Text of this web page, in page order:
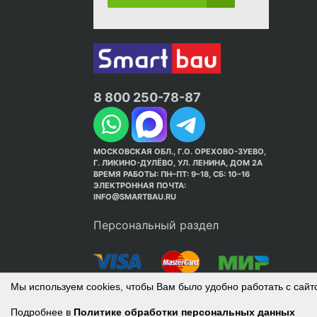
8 800 250-78-87
МОСКОВСКАЯ ОБЛ., Г.О. ОРЕХОВО-ЗУЕВО,
Г. ЛИКИНО-ДУЛЁВО, УЛ. ЛЕНИНА, ДОМ 2А
ВРЕМЯ РАБОТЫ: ПН–ПТ: 9–18, СБ: 10–16
ЭЛЕКТРОННАЯ ПОЧТА:
INFO@SMARTBAU.RU
Персональный раздел
Мы используем cookies, чтобы Вам было удобно работать с
Подробнее в Политике обработки персональных данных